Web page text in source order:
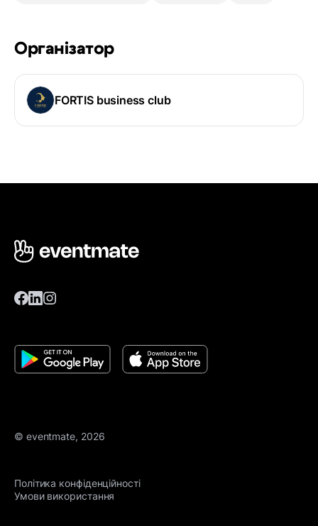
Організатор
FORTIS business club
© eventmate, 2026
Політика конфіденційності
Умови використання